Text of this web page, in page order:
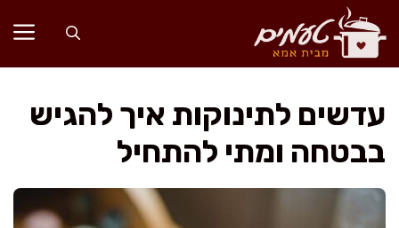
לדלג
לתוכן
עדשים לתינוקות איך להגיש
בבטחה ומתי להתחיל